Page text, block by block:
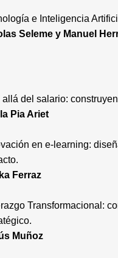
e Inteligencia
Seleme y Manuel
allá del salario:
Pia Ariet
en e-learning:
Ferraz
Transformacional:
Muñoz